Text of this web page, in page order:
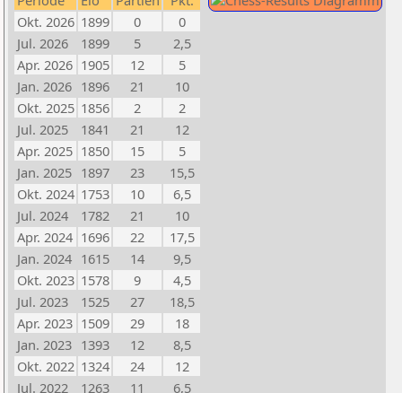
Okt. 2026 1899 0
0
Jul. 2026
1899 5
2,5
Apr. 2026 1905 12
5
Jan. 2026 1896 21
10
Okt. 2025 1856 2
2
Jul. 2025
1841 21
12
Apr. 2025 1850 15
5
Jan. 2025 1897 23
15,5
Okt. 2024 1753 10
6,5
Jul. 2024
1782 21
10
Apr. 2024 1696 22
17,5
Jan. 2024 1615 14
9,5
Okt. 2023 1578 9
4,5
Jul. 2023
1525 27
18,5
Apr. 2023 1509 29
18
Jan. 2023 1393 12
8,5
Okt. 2022 1324 24
12
Jul. 2022
1263 11
6,5